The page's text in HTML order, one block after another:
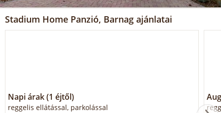
Stadium Home Panzió, Barnag ajánlatai
Napi árak (1 éjtől)
reggelis ellátással, parkolással